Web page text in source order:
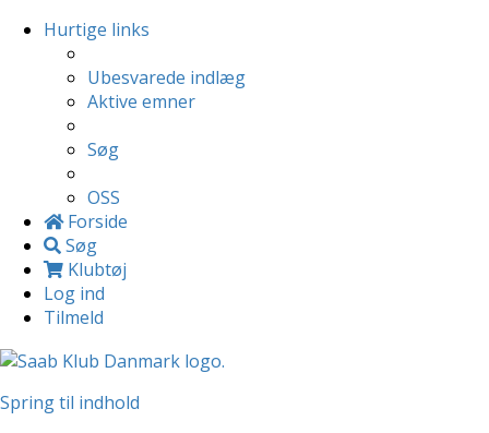
Hurtige links
Ubesvarede indlæg
Aktive emner
Søg
OSS
Forside
Søg
Klubtøj
Log ind
Tilmeld
Spring til indhold